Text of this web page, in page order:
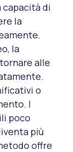
capacità di
la
la
alle
o
I
poco
più
offre